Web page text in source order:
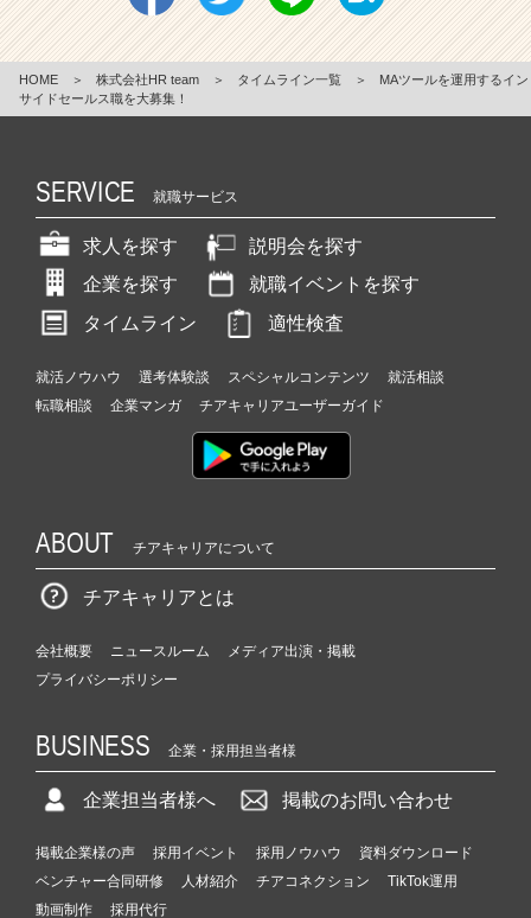
HOME ＞ 株式会社HR team ＞ タイムライン一覧 ＞
MAツールを運用するイン
サイドセールス職を大募集！
SERVICE 就職サービス
求人を探す
説明会を探す
企業を探す
就職イベントを探す
タイムライン
適性検査
就活ノウハウ 選考体験談 スペシャルコンテンツ
就活相談
転職相談
企業マンガ チアキャリアユーザーガイド
ABOUT チアキャリアについて
チアキャリアとは
会社概要 ニュースルーム
メディア出演・掲載
プライバシーポリシー
BUSINESS 企業・採用担当者様
企業担当者様へ 掲載のお問い合わせ
掲載企業様の声 採用イベント 採用ノウハウ
資料ダウンロード
ベンチャー合同研修
人材紹介 チアコネクション
TikTok運用
動画制作
採用代行